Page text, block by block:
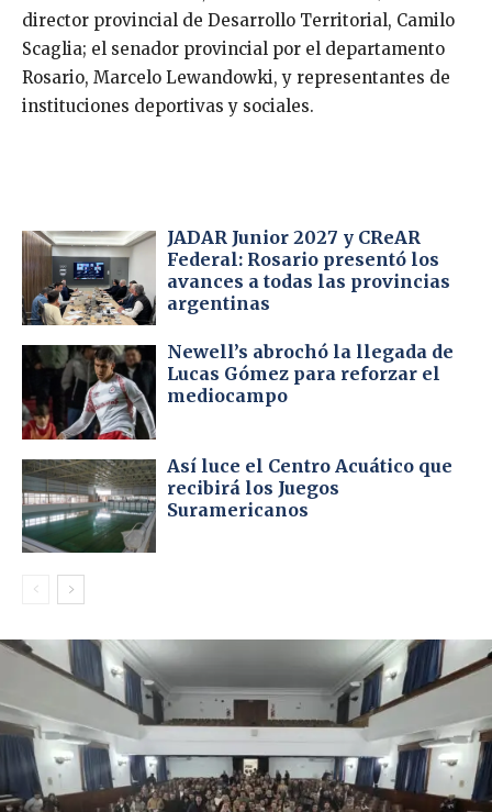
director provincial de Desarrollo Territorial, Camilo
Scaglia; el senador provincial por el departamento
Rosario, Marcelo Lewandowki, y representantes de
instituciones deportivas y sociales.
JADAR Junior 2027 y CReAR
Federal: Rosario presentó los
avances a todas las provincias
argentinas
Newell’s abrochó la llegada de
Lucas Gómez para reforzar el
mediocampo
Así luce el Centro Acuático que
recibirá los Juegos
Suramericanos